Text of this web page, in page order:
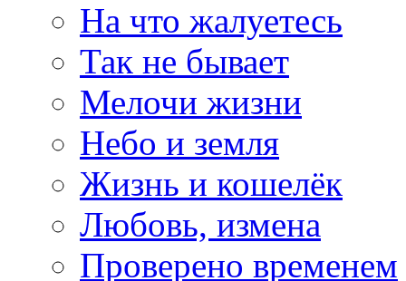
На что жалуетесь
Так не бывает
Мелочи жизни
Небо и земля
Жизнь и кошелёк
Любовь, измена
Проверено временем